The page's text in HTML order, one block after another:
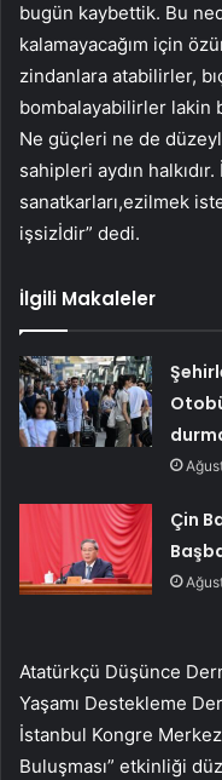
bugün kaybettik. Bu
kalamayacağım için
zindanlara atabilirler,
bombalayabilirler lakin
Ne güçleri ne de
sahipleri aydın
sanatkarları,ezilmek
işsizİdir” dedi.
İlgili Makaleler
Çin
Atatürkçü Düşünce
Yaşamı Destekleme
İstanbul Kongre
Buluşması” etkinliği